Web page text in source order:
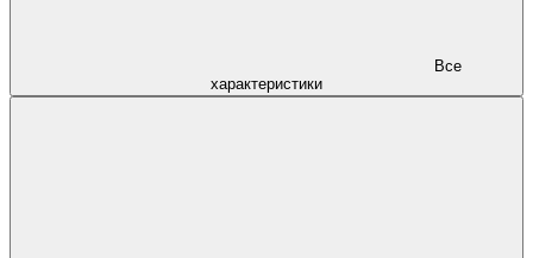
характеристики